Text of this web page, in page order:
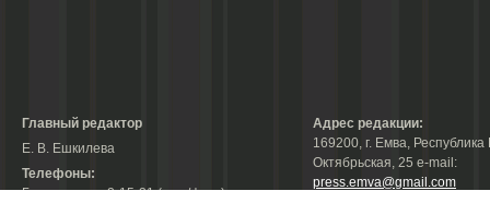
Главный редактор
Е. В. Ешкилева
Телефоны:
Гл. редактор: 2-15-31 (тел./факс);
Адрес редакции:
169200, г. Емва, Республика
Октябрьская, 25 е-mail:
press.emva@gmail.com